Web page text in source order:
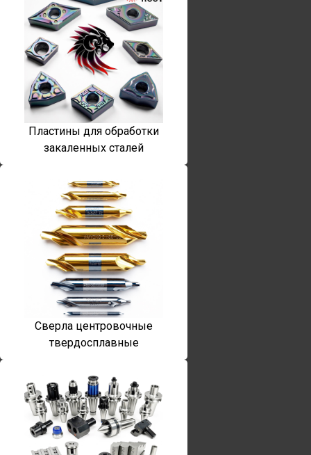
Пластины для обработки
закаленных сталей
Сверла центровочные
твердосплавные